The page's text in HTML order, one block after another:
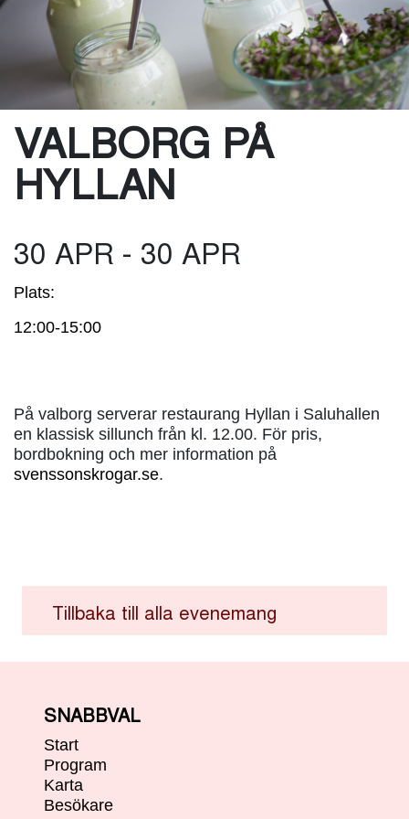
VALBORG PÅ
HYLLAN
30 APR - 30 APR
Plats:
12:00-15:00
På valborg serverar restaurang Hyllan i Saluhallen
en klassisk sillunch från kl. 12.00. För pris,
bordbokning och mer information på
svenssonskrogar.se.
Tillbaka till alla evenemang
SNABBVAL
Start
Program
Karta
Besökare